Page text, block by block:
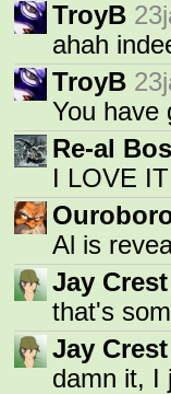
TroyB
ahah
TroyB
You have
Re-al
I LOVE IT
Al is
Jay Crest
that's
Jay Crest
damn it, I